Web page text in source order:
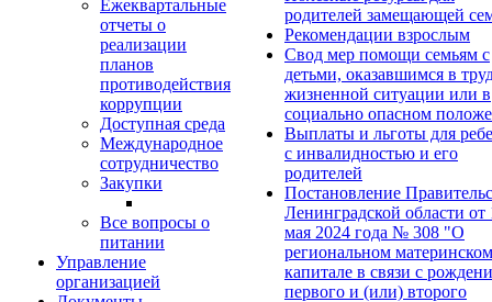
Ежеквартальные
отчеты о
реализации
планов
противодействия
коррупции
Доступная среда
Международное
сотрудничество
Закупки
Все вопросы о
питании
Управление
организацией
родителей замещающей
Рекомендации взрослым
Свод мер помощи семьям с
детьми, оказавшимся в
жизненной ситуации или в
социально опасном
Выплаты и льготы для
с инвалидностью и его
родителей
Постановление
Ленинградской области от
мая 2024 года № 308 "О
региональном материнском
капитале в связи с
первого и (или) второго